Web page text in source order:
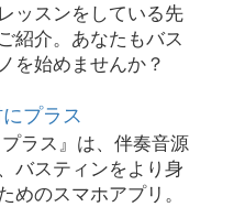
ッスンをしている先
紹介。あなたもバス
を始めませんか？
プラス
プラス』は、伴奏音源
バスティンをより身
めのスマホアプリ。